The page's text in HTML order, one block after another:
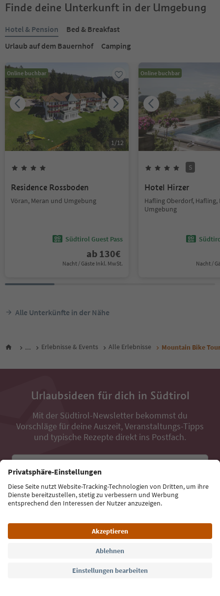
Finde deine Unterkunft in der Umgebung
Hotel & Pension
Bed & Breakfast
Urlaub auf dem Bauernhof
Camping
Online buchbar
1/12
Residence Rossboden
Vöran, Meran und Umgebung
Südtirol Guest Pass
ab 130€
Nacht / Gäste Inkl. MwSt.
Online buchbar
S
Hotel Hirzer
Hafling Oberdorf, Hafling,
Umgebung
Nacht /
Alle Unterkünfte in der Nähe
... Erlebnisse & Events Alle Erlebnisse Mountain Bike
Urlaubsideen für dich in Südtirol
Mit der Südtirol-Newsletter bekommst du
Vorschläge für deine Auszeit, Veranstaltungs-Tipps
und typische Rezepte direkt ins Postfach.
Jetzt anmelden